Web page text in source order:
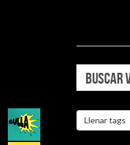
BUSCAR
Llenar tags